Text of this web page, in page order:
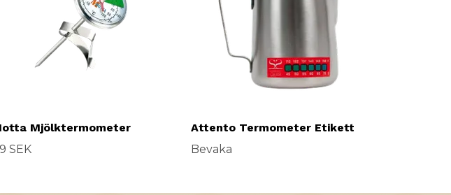
Mjölktermometer
SEK
Attento Termometer Etikett
Bevaka